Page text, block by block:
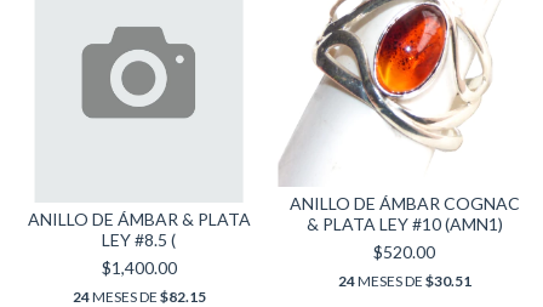
ANILLO DE ÁMBAR & PLATA
LEY #8.5 (
$1,400.00
24MESES DE $82.15
ANILLO DE ÁMBAR COGNAC
& PLATA LEY #10 (AMN1)
$520.00
24MESES DE $30.51